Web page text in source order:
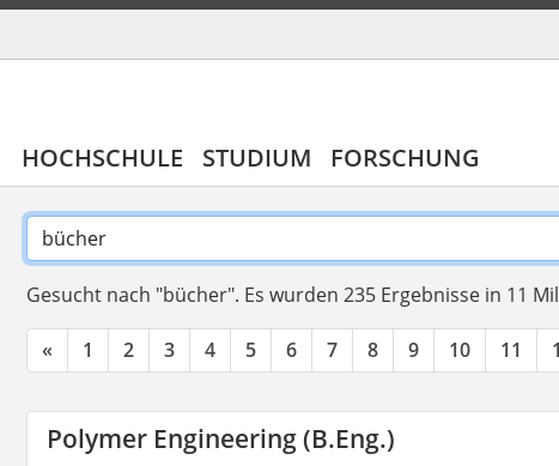
HOCHSCHULE STUDIUM FORSCHUNG
Gesucht nach "bücher". Es wurden 235 Ergebnisse in 11
« 1 2 3 4 5 6 7 8 9 10 11
Polymer Engineering (B.Eng.)